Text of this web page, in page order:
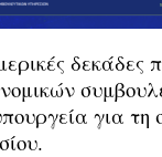
δεκάδες
για τη